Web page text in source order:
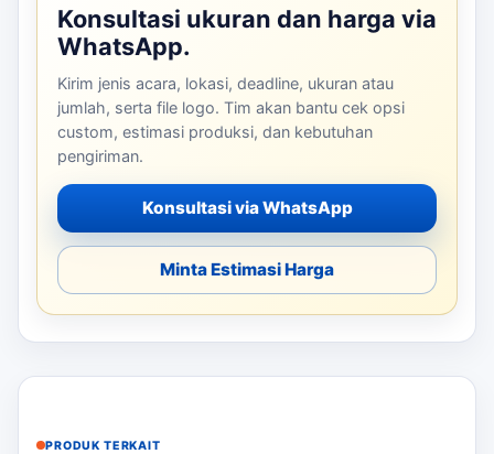
Konsultasi ukuran dan harga via
WhatsApp.
Kirim jenis acara, lokasi, deadline, ukuran atau
jumlah, serta file logo. Tim akan bantu cek opsi
custom, estimasi produksi, dan kebutuhan
pengiriman.
Konsultasi via WhatsApp
Minta Estimasi Harga
PRODUK TERKAIT